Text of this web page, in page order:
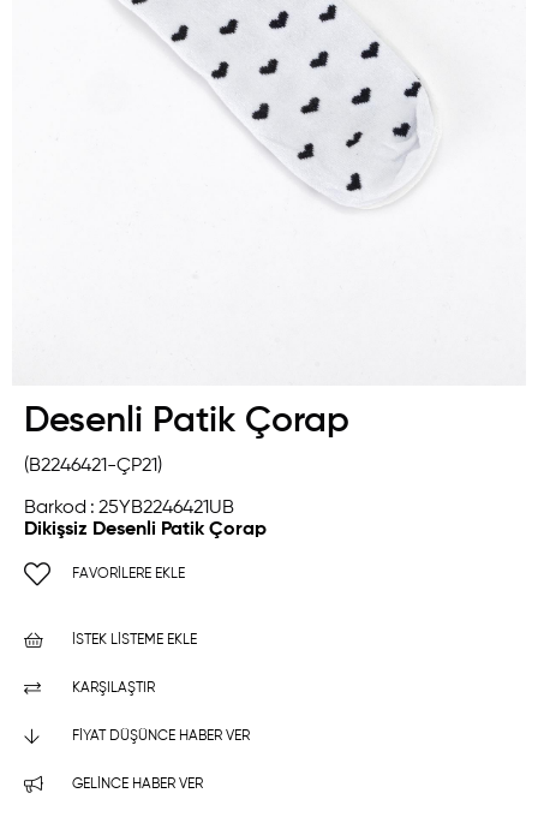
Desenli Patik Çorap
(B2246421-ÇP21)
Barkod : 25YB2246421UB
Dikişsiz Desenli Patik Çorap
FAVORILERE EKLE
İSTEK LISTEME EKLE
KARŞILAŞTIR
FIYAT DÜŞÜNCE HABER VER
GELINCE HABER VER